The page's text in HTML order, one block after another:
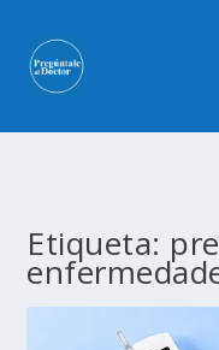
Etiqueta: